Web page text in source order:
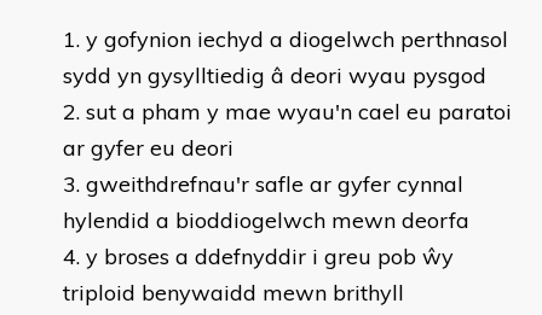
y gofynion iechyd a diogelwch perthnasol
sydd yn gysylltiedig â deori wyau pysgod
sut a pham y mae wyau'n cael eu paratoi
ar gyfer eu deori
gweithdrefnau'r safle ar gyfer cynnal
hylendid a bioddiogelwch mewn deorfa
y broses a ddefnyddir i greu pob ŵy
triploid benywaidd mewn brithyll